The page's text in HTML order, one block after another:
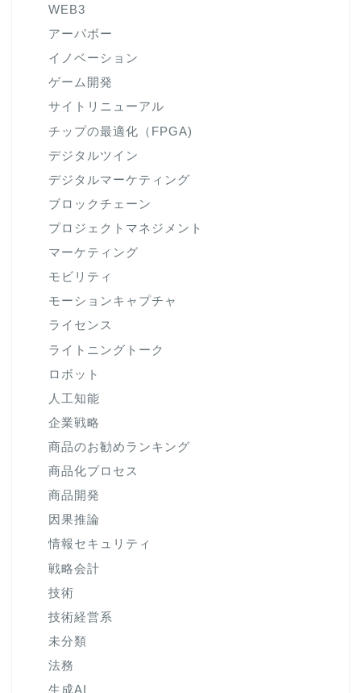
WEB3
アーパボー
イノベーション
ゲーム開発
サイトリニューアル
チップの最適化（FPGA)
デジタルツイン
デジタルマーケティング
ブロックチェーン
プロジェクトマネジメント
マーケティング
モビリティ
モーションキャプチャ
ライセンス
ライトニングトーク
ロボット
人工知能
企業戦略
商品のお勧めランキング
商品化プロセス
商品開発
因果推論
情報セキュリティ
戦略会計
技術
技術経営系
未分類
法務
生成AI